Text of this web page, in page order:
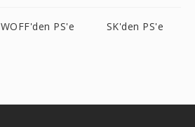
WOFF'den PS'e SK'den PS'e